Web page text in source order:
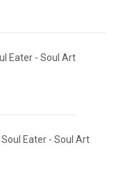
Eater - Soul Art
Soul Eater - Soul Art